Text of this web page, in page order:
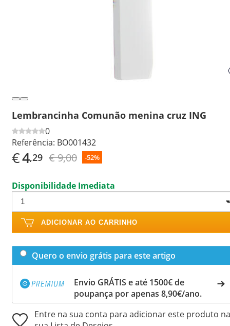
Lembrancinha Comunão menina cruz ING
0
Referência: BO001432
€4,29 € 9,00 -52%
Disponibilidade Imediata
ADICIONAR AO CARRINHO
Quero o envio grátis para este artigo
Envio GRÁTIS e até 1500€ de
poupança por apenas 8,90€/ano.
Entre na sua conta para adicionar este produto na